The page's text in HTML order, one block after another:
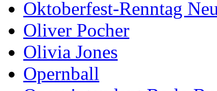
Oktoberfest-Renntag
Oliver Pocher
Olivia Jones
Opernball